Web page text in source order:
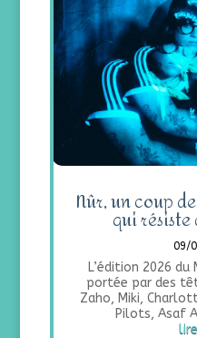
Nûr, un coup
qui
09/
L’édition 2026 du
portée par des
Zaho, Miki,
Pilots, Asaf